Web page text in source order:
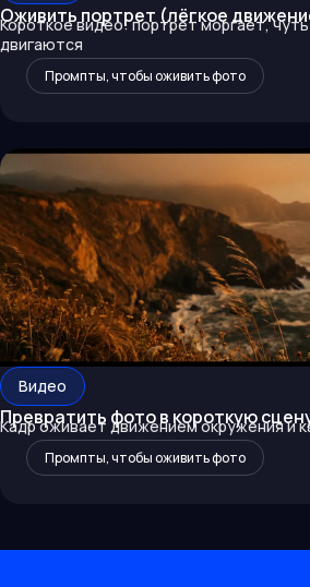
Оживить портрет (лёгкое
Короткое видео: портрет моргает,
двигаются
Промпты, чтобы оживить фото
Видео
Превратить фото в короткую
Кадр оживает движением окружения и
Промпты, чтобы оживить фото